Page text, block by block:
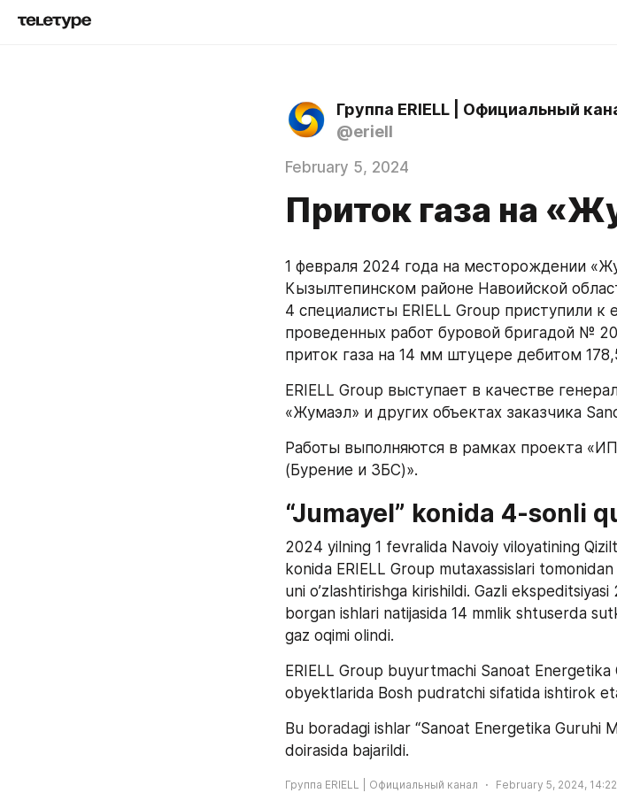
Группа ERIELL | Официальный
@eriell
February 5, 2024
Приток газа на
1 февраля 2024 года на месторождении
Кызылтепинском районе Навоийской
4 специалисты ERIELL Group приступили к
проведенных работ буровой бригадой №
приток газа на 14 мм штуцере дебитом
ERIELL Group выступает в качестве
«Жумаэл» и других объектах заказчика
Работы выполняются в рамках проекта
(Бурение и ЗБС)».
“Jumayel” konida 4-sonli
2024 yilning 1 fevralida Navoiy viloyatining
konida ERIELL Group mutaxassislari
uni o’zlashtirishga kirishildi. Gazli
borgan ishlari natijasida 14 mmlik shtuserda
gaz oqimi olindi.
ERIELL Group buyurtmachi Sanoat Energetika
obyektlarida Bosh pudratchi sifatida ishtirok
Bu boradagi ishlar “Sanoat Energetika Guruhi
doirasida bajarildi.
Группа ERIELL | Официальный канал February 5, 2024, 14:22